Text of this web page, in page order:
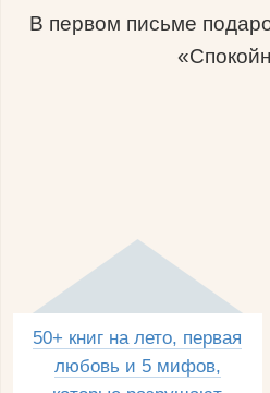
В первом письме
50+ книг на лето, первая
любовь и 5 мифов,